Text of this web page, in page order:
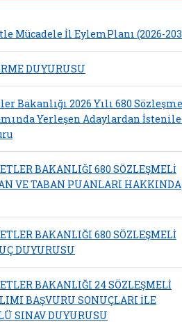
Mücadele İl EylemPlanı (2026-
DUYURUSU
Bakanlığı 2026 Yılı 680
Yerleşen Adaylardan
BAKANLIĞI 680 SÖZLEŞMELİ
VE TABAN PUANLARI HAKKINDA
BAKANLIĞI 680 SÖZLEŞMELİ
DUYURUSU
BAKANLIĞI 24 SÖZLEŞMELİ
BAŞVURU SONUÇLARI İLE
SINAV DUYURUSU